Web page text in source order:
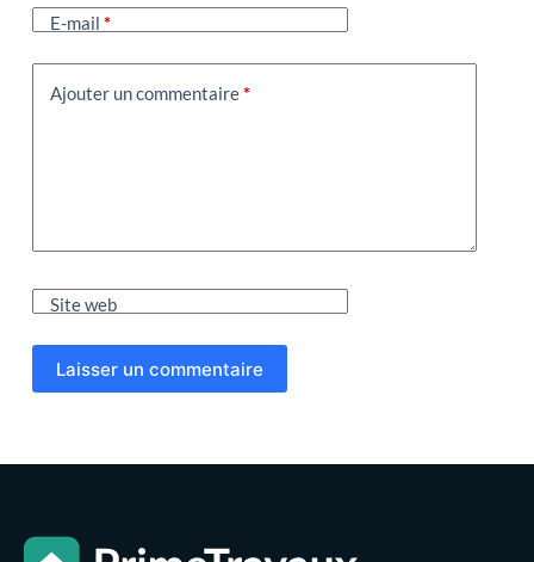
E-mail *
Ajouter un commentaire*
Site web
Laisser un commentaire